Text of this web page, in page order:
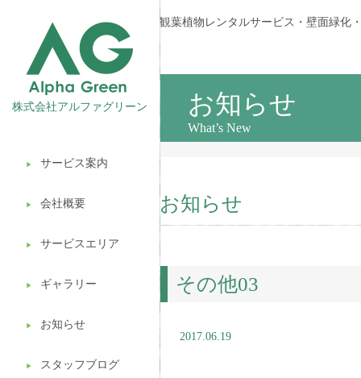
株式会社アルファグリーン
▶︎ サービス案内
▶︎ 会社概要
▶︎ サービスエリア
▶︎ ギャラリー
▶︎ お知らせ
▶︎ スタッフブログ
観葉植物レンタル
壁面緑化
ギフト販売
造園ガーデニング
植木処分
観葉植物レンタルサービス・壁面緑化
お知らせ
What’s New
お知らせ
その他03
2017.06.19